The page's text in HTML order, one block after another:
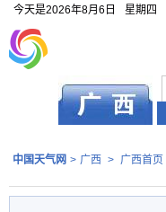
今天是2026年8月6日
星期四
中国天气网 > 广西 > 广西首页